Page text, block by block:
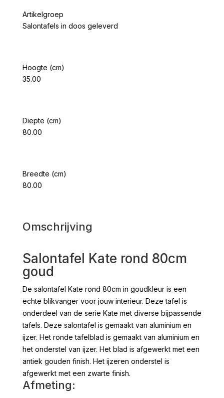
Artikelgroep
Salontafels in doos geleverd
Hoogte (cm)
35.00
Diepte (cm)
80.00
Breedte (cm)
80.00
Omschrijving
Salontafel Kate rond 80cm
goud
De salontafel Kate rond 80cm in goudkleur is een
echte blikvanger voor jouw interieur. Deze tafel is
onderdeel van de serie Kate met diverse bijpassende
tafels. Deze salontafel is gemaakt van aluminium en
ijzer. Het ronde tafelblad is gemaakt van aluminium en
het onderstel van ijzer. Het blad is afgewerkt met een
antiek gouden finish. Het ijzeren onderstel is
afgewerkt met een zwarte finish.
Afmeting: